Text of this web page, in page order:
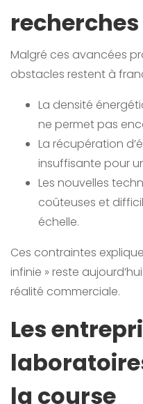
recherches
Malgré ces avancées
obstacles restent à
La densité
ne permet pas
La récupération
insuffisante pour
Les nouvelles
coûteuses et
échelle.
Ces contraintes
infinie » reste
réalité commerciale.
Les
la course